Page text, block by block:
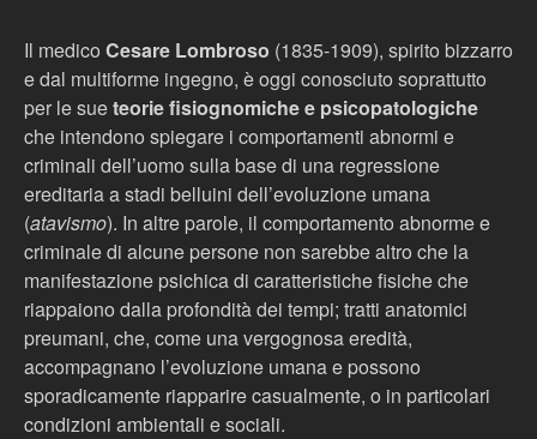
Il medico Cesare Lombroso (1835-1909), spirito bizzarro
e dal multiforme ingegno, è oggi conosciuto soprattutto
per le sueteorie fisiognomiche e psicopatologiche
che intendono spiegare i comportamenti abnormi e
criminali dell’uomo sulla base di una regressione
ereditaria a stadi belluini dell’evoluzione umana
(atavismo). In altre parole, il comportamento abnorme e
criminale di alcune persone non sarebbe altro che la
manifestazione psichica di caratteristiche fisiche che
riappaiono dalla profondità dei tempi; tratti anatomici
preumani, che, come una vergognosa eredità,
accompagnano l’evoluzione umana e possono
sporadicamente riapparire casualmente, o in particolari
condizioni ambientali e sociali.